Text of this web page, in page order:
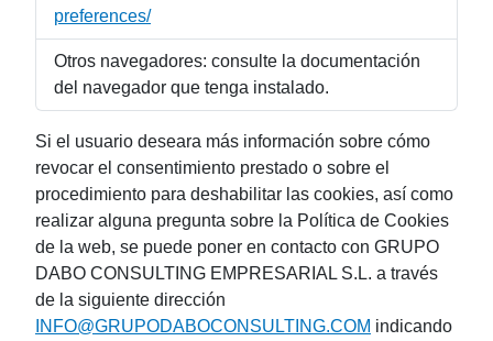
preferences/
Otros navegadores: consulte la documentación
del navegador que tenga instalado.
Si el usuario deseara más información sobre cómo
revocar el consentimiento prestado o sobre el
procedimiento para deshabilitar las cookies, así como
realizar alguna pregunta sobre la Política de Cookies
de la web, se puede poner en contacto con GRUPO
DABO CONSULTING EMPRESARIAL S.L. a través
de la siguiente dirección
INFO@GRUPODABOCONSULTING.COM indicando